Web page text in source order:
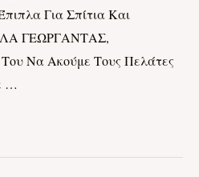
Για Σπίτια Και
ΓΕΩΡΓΑΝΤΑΣ,
Να Ακούμε Τους Πελάτες
…